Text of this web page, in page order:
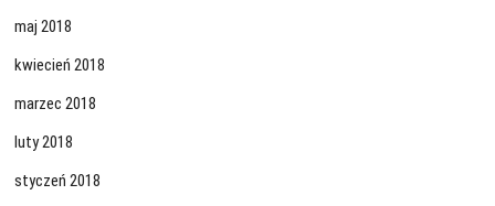
maj 2018
kwiecień 2018
marzec 2018
luty 2018
styczeń 2018